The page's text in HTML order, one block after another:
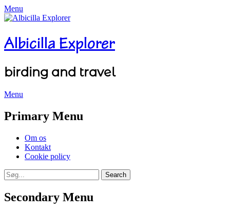
Menu
Albicilla Explorer
birding and travel
Menu
Primary Menu
Skip
content
Om os
Kontakt
Cookie policy
Search
Search
for:
Secondary Menu